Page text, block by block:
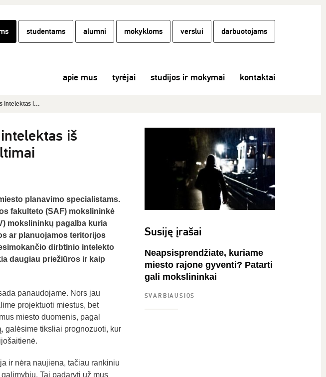
studentams alumni mokykloms verslui darbuotojams
apie mus tyrėjai studijos ir mokymai kontaktai
intelektas i...
iš
planavimo specialistams.
fakulteto (SAF) mokslininkė
mokslininkų pagalba kuria
ar planuojamos teritorijos
dirbtinio intelekto
daugiau priežiūros ir kaip
panaudojame. Nors jau
projektuoti miestus, bet
miesto duomenis, pagal
galėsime tiksliai prognozuoti, kur
ir nėra naujiena, tačiau rankiniu
Tai padaryti už mus
Susiję įrašai
Neapsisprendžiate, kuriame
miesto rajone gyventi? Patarti
gali mokslininkai
SVARBIAUSIOS